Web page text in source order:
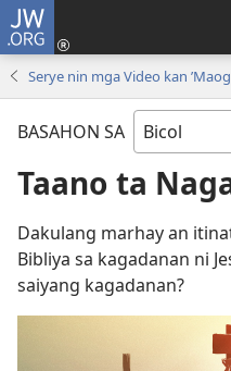
JW.ORG
BASAHON SA
Taano ta
Dakulang marhay an
Bibliya sa kagadanan ni
saiyang kagadanan?